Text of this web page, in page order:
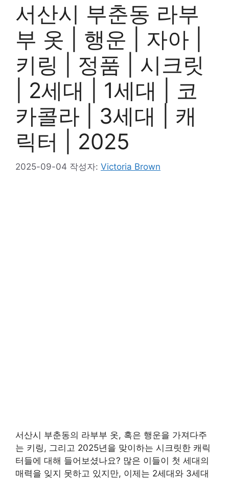
서산시 부춘동 라부
부 옷 | 행운 | 자아 |
키링 | 정품 | 시크릿
| 2세대 | 1세대 | 코
카콜라 | 3세대 | 캐
릭터 | 2025
2025-09-04 작성자: Victoria Brown
서산시 부춘동의 라부부 옷, 혹은 행운을 가져다주
는 키링, 그리고 2025년을 맞이하는 시크릿한 캐릭
터들에 대해 들어보셨나요? 많은 이들이 첫 세대의
매력을 잊지 못하고 있지만, 이제는 2세대와 3세대